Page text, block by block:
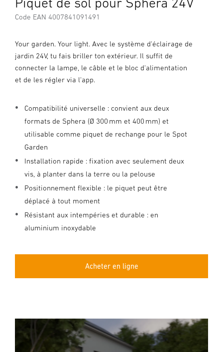
Code EAN 4007841091491
Your garden. Your light. Avec le système d'éclairage de
jardin 24V, tu fais briller ton extérieur. Il suffit de
connecter la lampe, le câble et le bloc d'alimentation
et de les régler via l'app.
Compatibilité universelle : convient aux deux
formats de Sphera (Ø 300 mm et 400 mm) et
utilisable comme piquet de rechange pour le Spot
Garden
Installation rapide : fixation avec seulement deux
vis, à planter dans la terre ou la pelouse
Positionnement flexible : le piquet peut être
déplacé à tout moment
Résistant aux intempéries et durable : en
aluminium inoxydable
Acheter en ligne